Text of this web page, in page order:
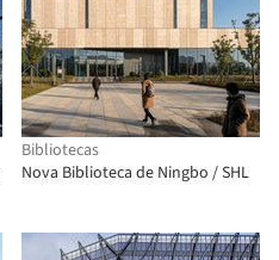
Bibliotecas
Nova Biblioteca de Ningbo / SHL